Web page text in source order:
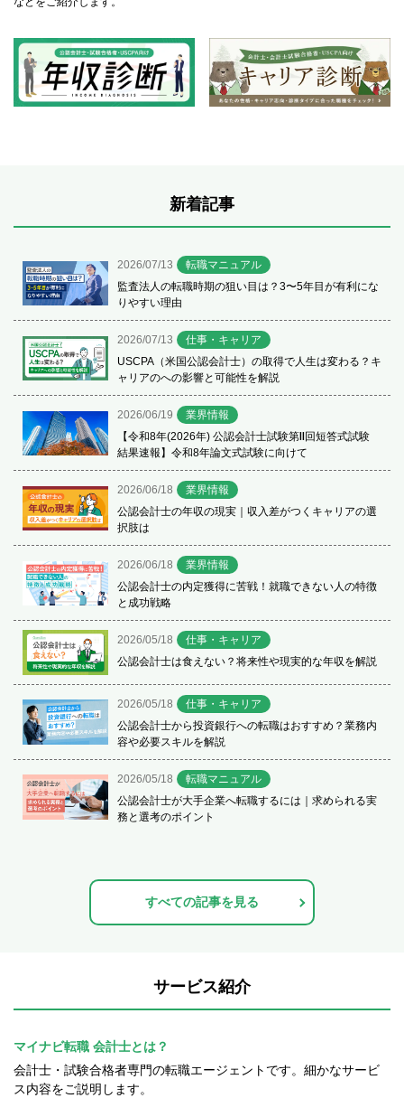
新着記事
2026/07/13
転職マニュアル
監査法人の転職時期の狙い目は？3〜5年目が有利にな
りやすい理由
2026/07/13
仕事・キャリア
USCPA（米国公認会計士）の取得で人生は変わる？キ
ャリアのへの影響と可能性を解説
2026/06/19
業界情報
【令和8年(2026年) 公認会計士試験第Ⅱ回短答式試験
結果速報】令和8年論文式試験に向けて
2026/06/18
業界情報
公認会計士の年収の現実｜収入差がつくキャリアの選
択肢は
2026/06/18
業界情報
公認会計士の内定獲得に苦戦！就職できない人の特徴
と成功戦略
2026/05/18
仕事・キャリア
公認会計士は食えない？将来性や現実的な年収を解説
2026/05/18
仕事・キャリア
公認会計士から投資銀行への転職はおすすめ？業務内
容や必要スキルを解説
2026/05/18
転職マニュアル
公認会計士が大手企業へ転職するには｜求められる実
務と選考のポイント
すべての記事を見る
サービス紹介
マイナビ転職 会計士とは？
会計士・試験合格者専門の転職エージェントです。細かなサービ
ス内容をご説明します。